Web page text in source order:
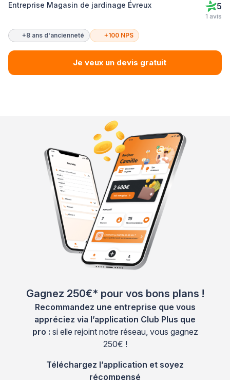
Entreprise Magasin de jardinage Évreux 5
1 avis
+8 ans d'ancienneté +100 NPS
Je veux un devis gratuit
Gagnez 250€* pour vos bons plans !
Recommandez une entreprise que vous
appréciez via l’application Club Plus que
pro : si elle rejoint notre réseau, vous gagnez
250€ !
Téléchargez l’application et soyez
récompensé